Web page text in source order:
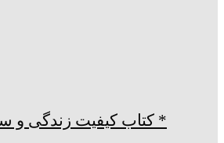
* کتاب کیفیت زندگی و